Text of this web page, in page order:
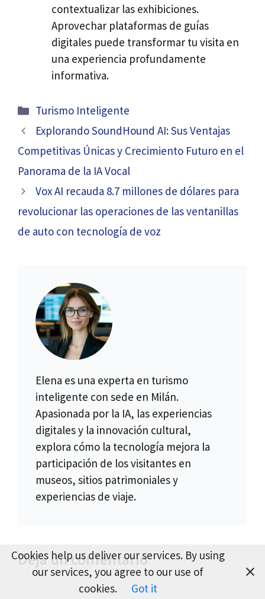
contextualizar las exhibiciones.
Aprovechar plataformas de guías
digitales puede transformar tu visita en
una experiencia profundamente
informativa.
Categorías
Turismo Inteligente
Explorando SoundHound AI: Sus Ventajas
Competitivas Únicas y Crecimiento Futuro en el
Panorama de la IA Vocal
Vox AI recauda 8.7 millones de dólares para
revolucionar las operaciones de las ventanillas
de auto con tecnología de voz
Elena es una experta en turismo
inteligente con sede en Milán.
Apasionada por la IA, las experiencias
digitales y la innovación cultural,
explora cómo la tecnología mejora la
participación de los visitantes en
museos, sitios patrimoniales y
experiencias de viaje.
Deja un comentario
Cookies help us deliver our services. By using
our services, you agree to our use of
cookies.
Got it